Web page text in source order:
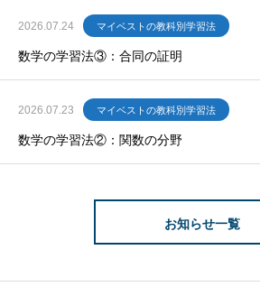
2026.07.24 マイベストの教科別学習法
数学の学習法③：合同の証明
2026.07.23 マイベストの教科別学習法
数学の学習法②：関数の分野
お知らせ一覧